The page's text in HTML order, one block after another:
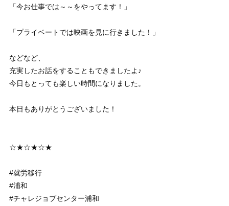
「今お仕事では～～をやってます！」
「プライベートでは映画を見に行きました！」
などなど、
充実したお話をすることもできましたよ♪
今日もとっても楽しい時間になりました。
本日もありがとうございました！
☆★☆★☆★
#就労移行
#浦和
#チャレジョブセンター浦和